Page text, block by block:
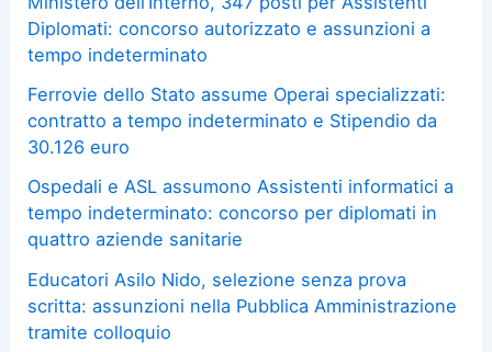
Diplomati: concorso autorizzato e assunzioni a
tempo indeterminato
Ferrovie dello Stato assume Operai specializzati:
contratto a tempo indeterminato e Stipendio da
30.126 euro
Ospedali e ASL assumono Assistenti informatici a
tempo indeterminato: concorso per diplomati in
quattro aziende sanitarie
Educatori Asilo Nido, selezione senza prova
scritta: assunzioni nella Pubblica Amministrazione
tramite colloquio